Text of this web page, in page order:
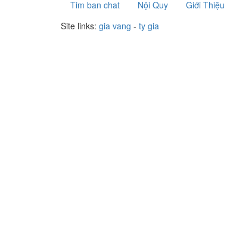
Tim ban chat Nội Quy Giới Thiệu
Site links: gia vang - ty gia